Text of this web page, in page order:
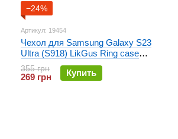
−24%
Артикул: 19454
Чехол для Samsung Galaxy S23
Ultra (S918) LikGus Ring case
Черный
355 грн
269 грн Купить